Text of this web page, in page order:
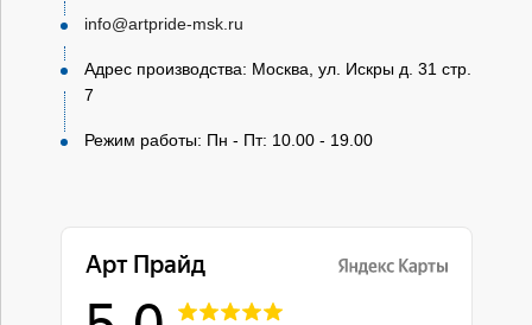
info@artpride-msk.ru
Адрес производства: Москва, ул. Искры д. 31 стр.
7
Режим работы: Пн - Пт: 10.00 - 19.00